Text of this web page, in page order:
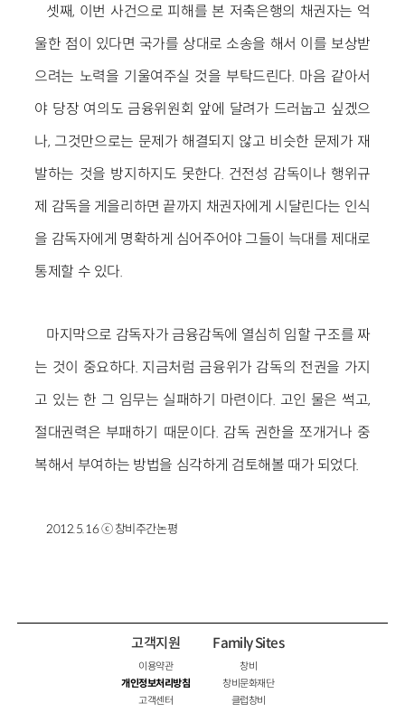
셋째, 이번 사건으로 피해를 본 저축은행의 채권자는 억
울한 점이 있다면 국가를 상대로 소송을 해서 이를 보상받
으려는 노력을 기울여주실 것을 부탁드린다. 마음 같아서
야 당장 여의도 금융위원회 앞에 달려가 드러눕고 싶겠으
나, 그것만으로는 문제가 해결되지 않고 비슷한 문제가 재
발하는 것을 방지하지도 못한다. 건전성 감독이나 행위규
제 감독을 게을리하면 끝까지 채권자에게 시달린다는 인식
을 감독자에게 명확하게 심어주어야 그들이 늑대를 제대로
통제할 수 있다.
마지막으로 감독자가 금융감독에 열심히 임할 구조를 짜
는 것이 중요하다. 지금처럼 금융위가 감독의 전권을 가지
고 있는 한 그 임무는 실패하기 마련이다. 고인 물은 썩고,
절대권력은 부패하기 때문이다. 감독 권한을 쪼개거나 중
복해서 부여하는 방법을 심각하게 검토해볼 때가 되었다.
2012.5.16 ⓒ 창비주간논평
고객지원
이용약관
개인정보처리방침
고객센터
Family Sites
창비
창비문화재단
클럽창비